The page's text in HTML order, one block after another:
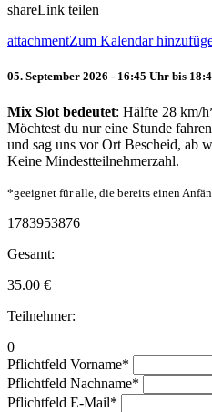
shareLink teilen
attachmentZum Kalendar
05. September 2026 - 16:45 Uhr bis
Mix Slot bedeutet: Hälfte 28 km/
Möchtest du nur eine Stunde
und sag uns vor Ort Bescheid, ab
Keine Mindestteilnehmerzahl.
*geeignet für alle, die bereits einen
1783953876
Gesamt:
35.00 €
Teilnehmer:
0
Pflichtfeld Vorname*
Pflichtfeld Nachname*
Pflichtfeld E-Mail*